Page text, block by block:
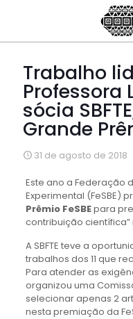
Trabalho
Professora
sócia
Grande
31 de agosto de 2018
Este ano a Federação
Experimental (FeSBE)
Prêmio FeSBEpara
contribuição científica”
A SBFTE teve a
trabalhos dos 11 que
Para atender as
organizou uma
selecionar apenas 2
nesta premiação da